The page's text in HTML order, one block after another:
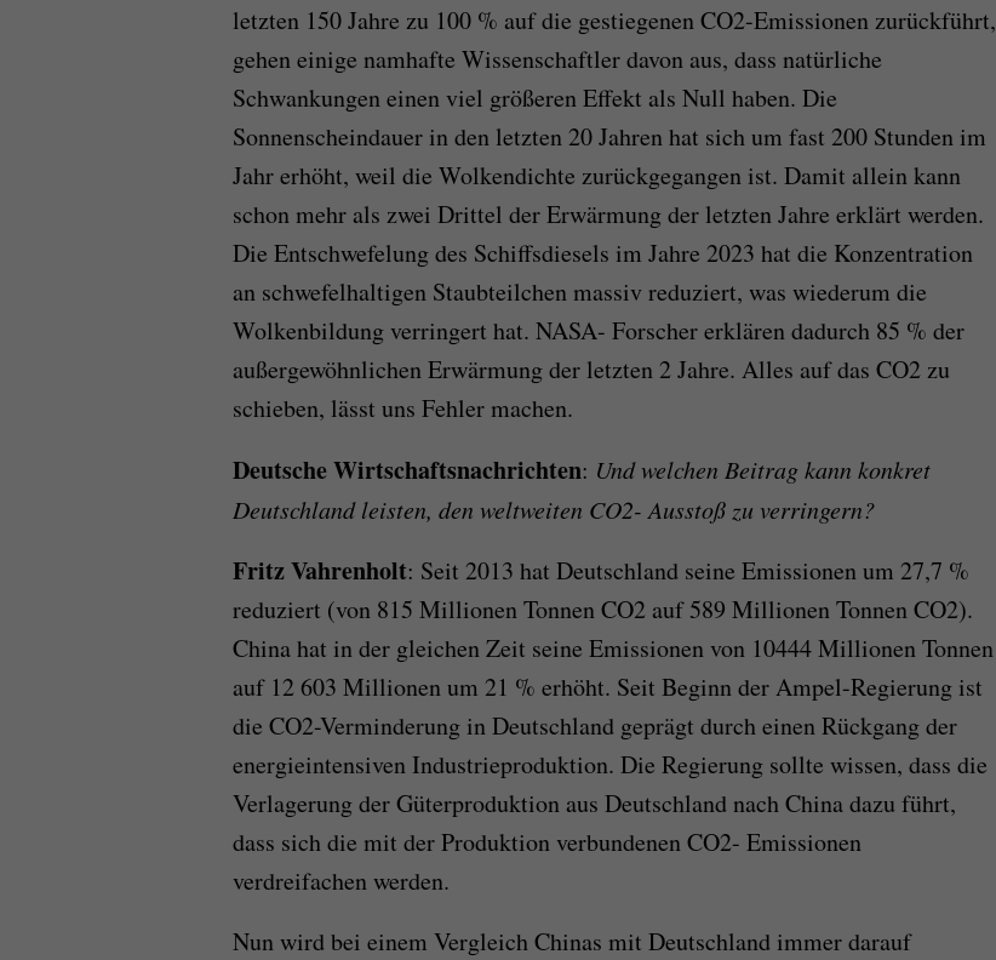
letzten 150 Jahre zu 100 % auf die gestiegenen CO2-Emissionen zurückführt,
gehen einige namhafte Wissenschaftler davon aus, dass natürliche
Schwankungen einen viel größeren Effekt als Null haben. Die
Sonnenscheindauer in den letzten 20 Jahren hat sich um fast 200 Stunden im
Jahr erhöht, weil die Wolkendichte zurückgegangen ist. Damit allein kann
schon mehr als zwei Drittel der Erwärmung der letzten Jahre erklärt werden.
Die Entschwefelung des Schiffsdiesels im Jahre 2023 hat die Konzentration
an schwefelhaltigen Staubteilchen massiv reduziert, was wiederum die
Wolkenbildung verringert hat. NASA- Forscher erklären dadurch 85 % der
außergewöhnlichen Erwärmung der letzten 2 Jahre. Alles auf das CO2 zu
schieben, lässt uns Fehler machen.
Deutsche Wirtschaftsnachrichten: Und welchen Beitrag kann konkret
Deutschland leisten, den weltweiten CO2- Ausstoß zu verringern?
Fritz Vahrenholt: Seit 2013 hat Deutschland seine Emissionen um 27,7 %
reduziert (von 815 Millionen Tonnen CO2 auf 589 Millionen Tonnen CO2).
China hat in der gleichen Zeit seine Emissionen von 10444 Millionen Tonnen
auf 12 603 Millionen um 21 % erhöht. Seit Beginn der Ampel-Regierung ist
die CO2-Verminderung in Deutschland geprägt durch einen Rückgang der
energieintensiven Industrieproduktion. Die Regierung sollte wissen, dass die
Verlagerung der Güterproduktion aus Deutschland nach China dazu führt,
dass sich die mit der Produktion verbundenen CO2- Emissionen
verdreifachen werden.
Nun wird bei einem Vergleich Chinas mit Deutschland immer darauf